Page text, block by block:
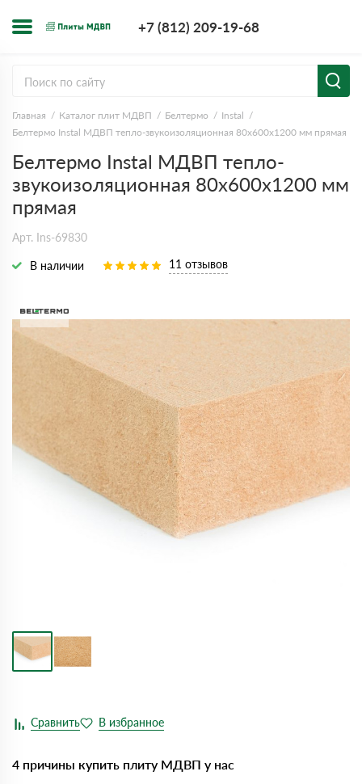
+7 (812) 209-19-68
Главная Каталог плит МДВП Белтермо
Instal
Белтермо Instal МДВП тепло-звукоизоляционная 80х600х1200 мм прямая
Белтермо Instal МДВП тепло-
звукоизоляционная 80х600х1200 мм
прямая
Арт. Ins-69830
В наличии 11 отзывов
4 причины купить плиту МДВП у нас